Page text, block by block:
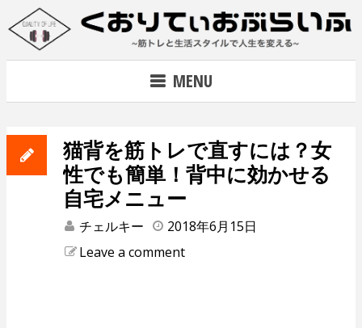
Skip
MENU
猫背を筋トレで直すには？女
性でも簡単！背中に効かせる
自宅メニュー
チェルキー
2018年6月15日
Leave a comment